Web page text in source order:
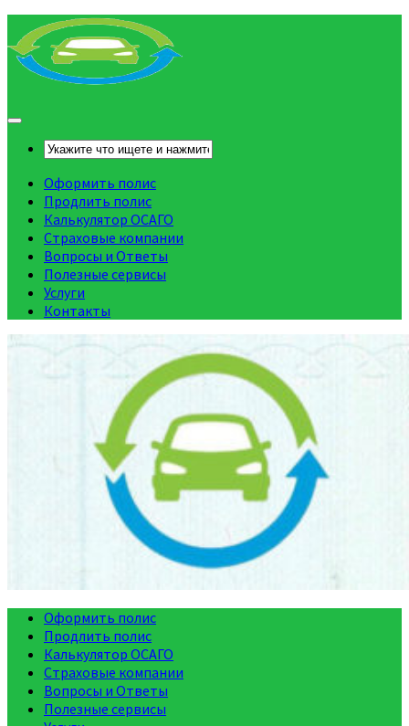
Оформить полис
Продлить полис
Калькулятор ОСАГО
Страховые компании
Вопросы и Ответы
Полезные сервисы
Услуги
Контакты
Оформить полис
Продлить полис
Калькулятор ОСАГО
Страховые компании
Вопросы и Ответы
Полезные сервисы